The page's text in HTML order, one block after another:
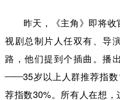
昨天，《主角》即将收
视剧总制片人任双有、导
路，他们提到个插曲。播
——35岁以上人群推荐指数
荐指数30%。所有人在想